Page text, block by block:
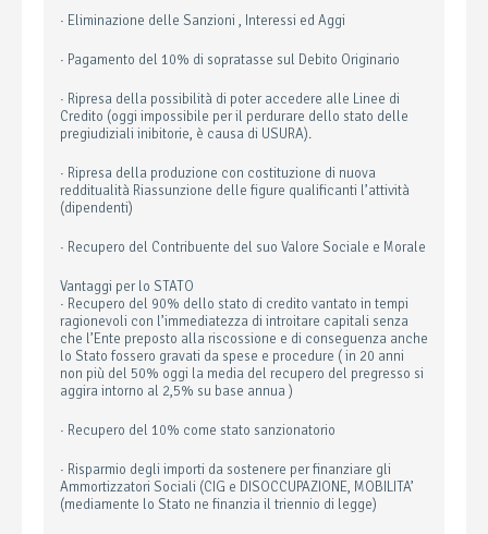
· Eliminazione delle Sanzioni , Interessi ed Aggi
· Pagamento del 10% di sopratasse sul Debito Originario
· Ripresa della possibilità di poter accedere alle Linee di
Credito (oggi impossibile per il perdurare dello stato delle
pregiudiziali inibitorie, è causa di USURA).
· Ripresa della produzione con costituzione di nuova
redditualità Riassunzione delle figure qualificanti l’attività
(dipendenti)
· Recupero del Contribuente del suo Valore Sociale e Morale
Vantaggi per lo STATO
· Recupero del 90% dello stato di credito vantato in tempi
ragionevoli con l’immediatezza di introitare capitali senza
che l’Ente preposto alla riscossione e di conseguenza anche
lo Stato fossero gravati da spese e procedure ( in 20 anni
non più del 50% oggi la media del recupero del pregresso si
aggira intorno al 2,5% su base annua )
· Recupero del 10% come stato sanzionatorio
· Risparmio degli importi da sostenere per finanziare gli
Ammortizzatori Sociali (CIG e DISOCCUPAZIONE, MOBILITA’
(mediamente lo Stato ne finanzia il triennio di legge)